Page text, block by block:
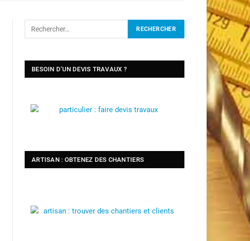
BESOIN D’UN DEVIS TRAVAUX ?
ARTISAN : OBTENEZ DES CHANTIERS